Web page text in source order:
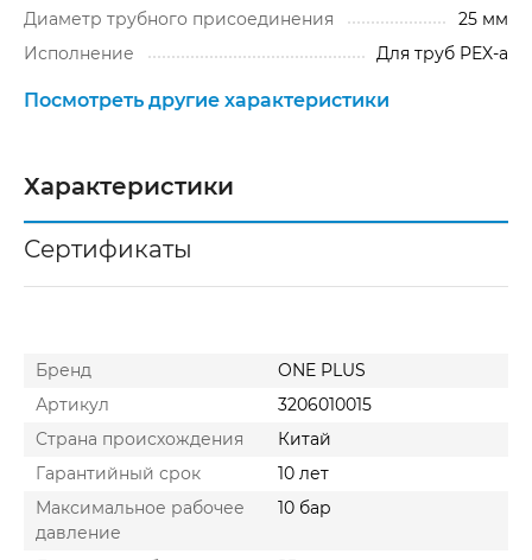
Диаметр трубного присоединения
25 мм
Исполнение
Для труб PEX-a
Посмотреть другие характеристики
Характеристики
Сертификаты
Бренд
ONE PLUS
Артикул
3206010015
Cтрана происхождения
Китай
Гарантийный срок
10 лет
Максимальное рабочее
давление
10 бар